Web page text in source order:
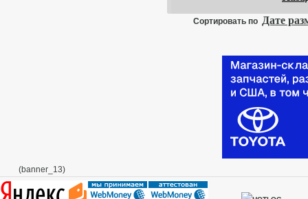
Сортировать по Дате
(banner_13)